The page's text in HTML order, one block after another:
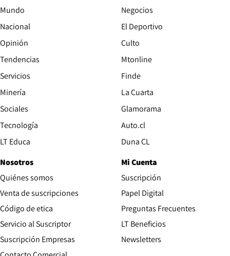
Mundo
Nacional
Opinión
Tendencias
Servicios
Minería
Sociales
Tecnología
LT Educa
Negocios
El Deportivo
Culto
Mtonline
Finde
La Cuarta
Glamorama
Auto.clOpens in new window
Duna CLOpens in new window
Nosotros
Quiénes somos
Venta de suscripciones
Código de etica Opens in new window
Servicio al Suscriptor
Suscripción Empresas
Mi Cuenta
Suscripción
Papel DigitalOpens in new
Preguntas Frecuentes
LT Beneficios
Newsletters